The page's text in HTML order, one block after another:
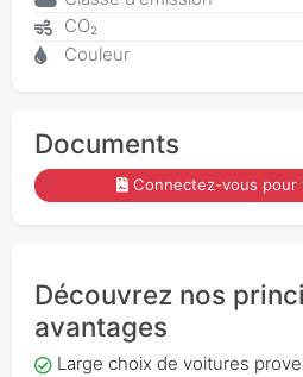
CO₂
Couleur
Documents
Connectez-vous pour
Découvrez nos
avantages
Large choix de voitures